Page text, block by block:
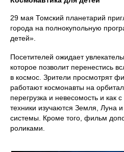
29 мая Томский планетарий
города на полнокупольную
детей».
Посетителей ожидает
которое позволит перенестись
в космос. Зрители просмотрят
работают космонавты на
перегрузка и невесомость и как
техники изучаются Земля, Луна
системы. Кроме того, фильм
роликами.